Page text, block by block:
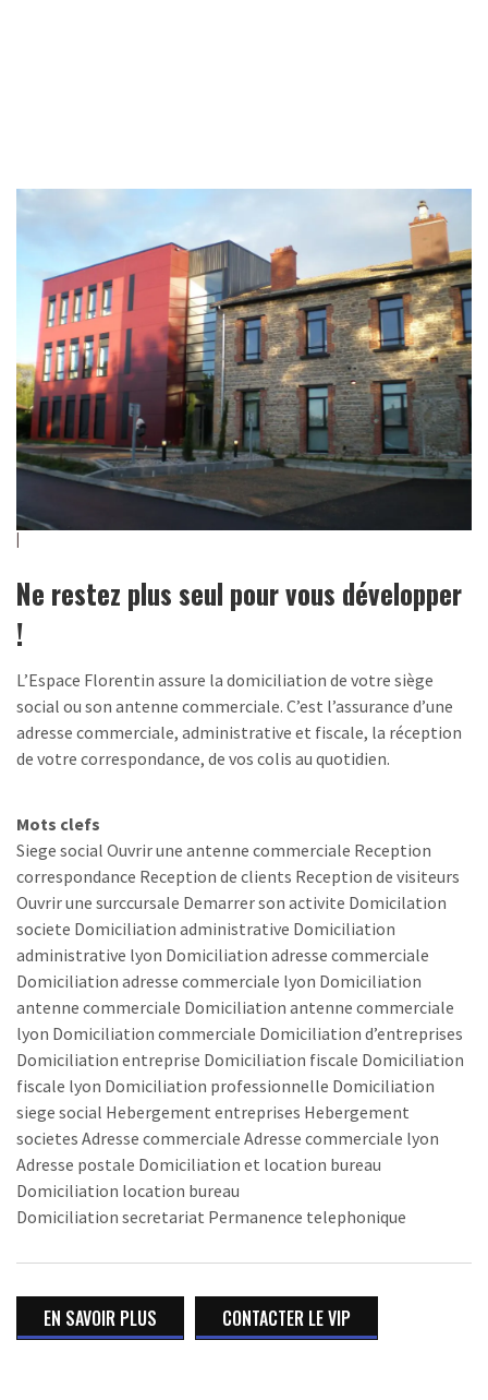
Ne restez plus seul pour vous développer
!
L’Espace Florentin assure la domiciliation de votre siège
social ou son antenne commerciale. C’est l’assurance d’une
adresse commerciale, administrative et fiscale, la réception
de votre correspondance, de vos colis au quotidien.
Mots clefs
Siege social Ouvrir une antenne commerciale Reception
correspondance Reception de clients Reception de visiteurs
Ouvrir une surccursale Demarrer son activite Domicilation
societe Domiciliation administrative Domiciliation
administrative lyon Domiciliation adresse commerciale
Domiciliation adresse commerciale lyon Domiciliation
antenne commerciale Domiciliation antenne commerciale
lyon Domiciliation commerciale Domiciliation d’entreprises
Domiciliation entreprise Domiciliation fiscale Domiciliation
fiscale lyon Domiciliation professionnelle Domiciliation
siege social Hebergement entreprises Hebergement
societes Adresse commerciale Adresse commerciale lyon
Adresse postale Domiciliation et location bureau
Domiciliation location bureau
Domiciliation secretariat Permanence telephonique
EN SAVOIR PLUS CONTACTER LE VIP